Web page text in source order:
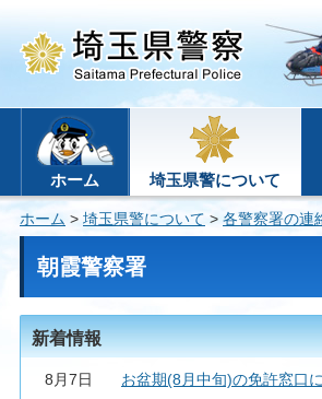
ホーム 埼玉県警について
ホーム > 埼玉県警について > 各警察署の連
朝霞警察署
新着情報
8月7日
お盆期(8月中旬)の免許窓口